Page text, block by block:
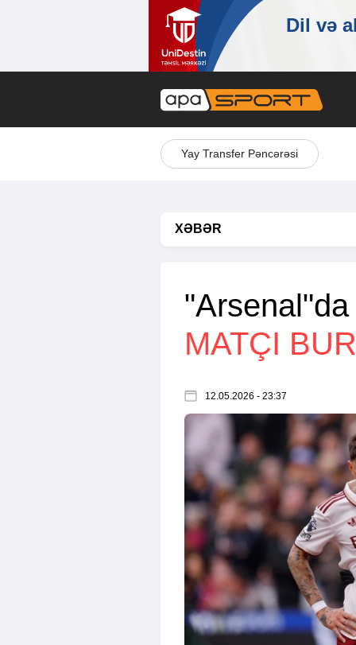
Yay Transfer Pəncərəsi
XƏBƏR
MATÇI
12.05.2026 - 23:37